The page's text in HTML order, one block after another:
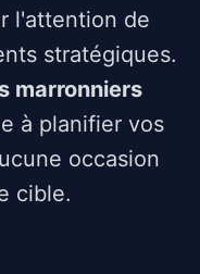
l'attention de
stratégiques.
marronniers
à planifier vos
occasion
cible.